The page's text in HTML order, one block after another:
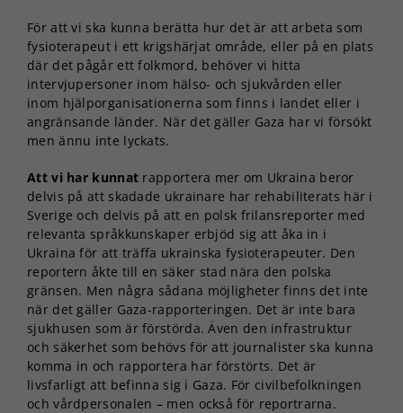
För att vi ska kunna berätta hur det är att arbeta som
fysioterapeut i ett krigshärjat område, eller på en plats
där det pågår ett folkmord, behöver vi hitta
intervjupersoner inom hälso- och sjukvården eller
inom hjälporganisationerna som finns i landet eller i
angränsande länder. När det gäller Gaza har vi försökt
men ännu inte lyckats.
Att vi har kunnat rapportera mer om Ukraina beror
delvis på att skadade ukrainare har rehabiliterats här i
Sverige och delvis på att en polsk frilansreporter med
relevanta språkkunskaper erbjöd sig att åka in i
Ukraina för att träffa ukrainska fysioterapeuter. Den
reportern åkte till en säker stad nära den polska
gränsen. Men några sådana möjligheter finns det inte
när det gäller Gaza-rapporteringen. Det är inte bara
sjukhusen som är förstörda. Även den infrastruktur
och säkerhet som behövs för att journalister ska kunna
komma in och rapportera har förstörts. Det är
livsfarligt att befinna sig i Gaza. För civilbefolkningen
och vårdpersonalen – men också för reportrarna.